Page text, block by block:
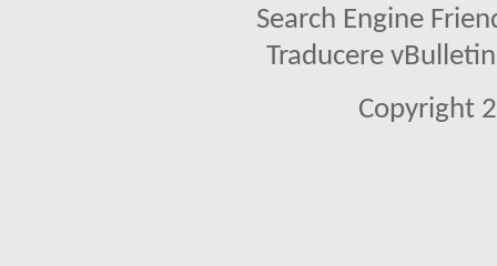
Search Engine
Traducere
Copyright